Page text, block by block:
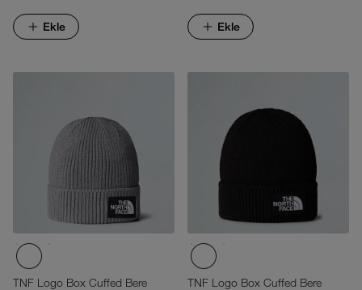
Ekle Ekle
TNF Logo Box Cuffed Bere TNF Logo Box Cuffed Bere